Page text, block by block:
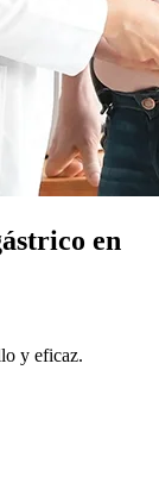
en
y eficaz.